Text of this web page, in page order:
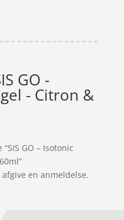
GO -
- Citron &
GO – Isotonic
en anmeldelse.